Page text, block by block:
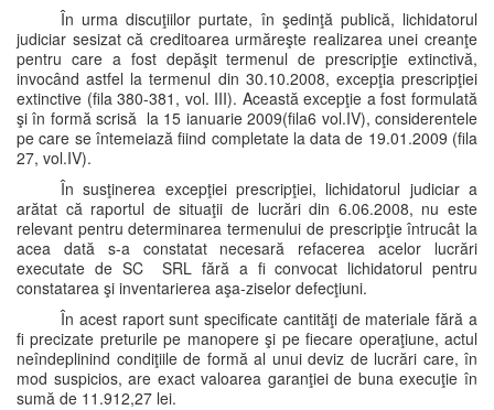
În urma discuţiilor purtate, în şedinţă publică, lichidatorul
judiciar sesizat că creditoarea urmăreşte realizarea unei creanţe
pentru care a fost depăşit termenul de prescripţie extinctivă,
invocând astfel la termenul din 30.10.2008, excepţia prescripţiei
extinctive (fila 380-381, vol. III). Această excepţie a fost formulată
şi în formă scrisă la 15 ianuarie 2009(fila6 vol.IV), considerentele
pe care se întemeiază fiind completate la data de 19.01.2009 (fila
27, vol.IV).
În susţinerea excepţiei prescripţiei, lichidatorul judiciar a
arătat că raportul de situaţii de lucrări din 6.06.2008, nu este
relevant pentru determinarea termenului de prescripţie întrucât la
acea dată s-a constatat necesară refacerea acelor lucrări
executate de SC SRL fără a fi convocat lichidatorul pentru
constatarea şi inventarierea aşa-ziselor defecţiuni.
În acest raport sunt specificate cantităţi de materiale fără a
fi precizate preturile pe manopere şi pe fiecare operaţiune, actul
neîndeplinind condiţiile de formă al unui deviz de lucrări care, în
mod suspicios, are exact valoarea garanţiei de buna execuţie în
sumă de 11.912,27 lei.